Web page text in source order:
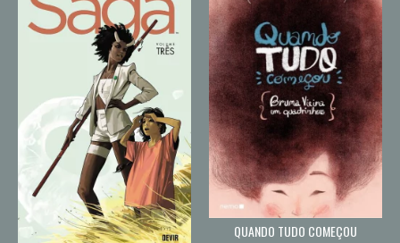
QUANDO TUDO COMEÇOU